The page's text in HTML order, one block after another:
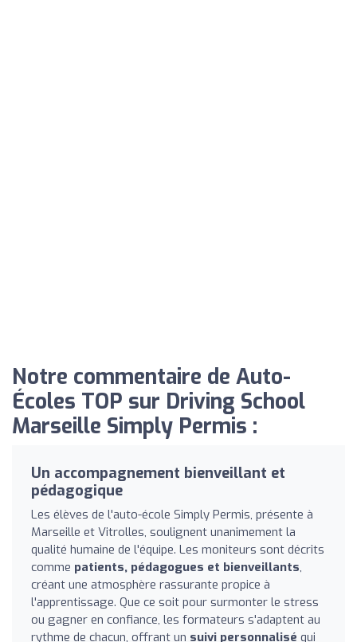
Notre commentaire de Auto-
Écoles TOP sur Driving School
Marseille Simply Permis :
Un accompagnement bienveillant et
pédagogique
Les élèves de l'auto-école Simply Permis, présente à
Marseille et Vitrolles, soulignent unanimement la
qualité humaine de l'équipe. Les moniteurs sont décrits
comme patients, pédagogues et bienveillants,
créant une atmosphère rassurante propice à
l'apprentissage. Que ce soit pour surmonter le stress
ou gagner en confiance, les formateurs s'adaptent au
rythme de chacun, offrant un suivi personnalisé qui